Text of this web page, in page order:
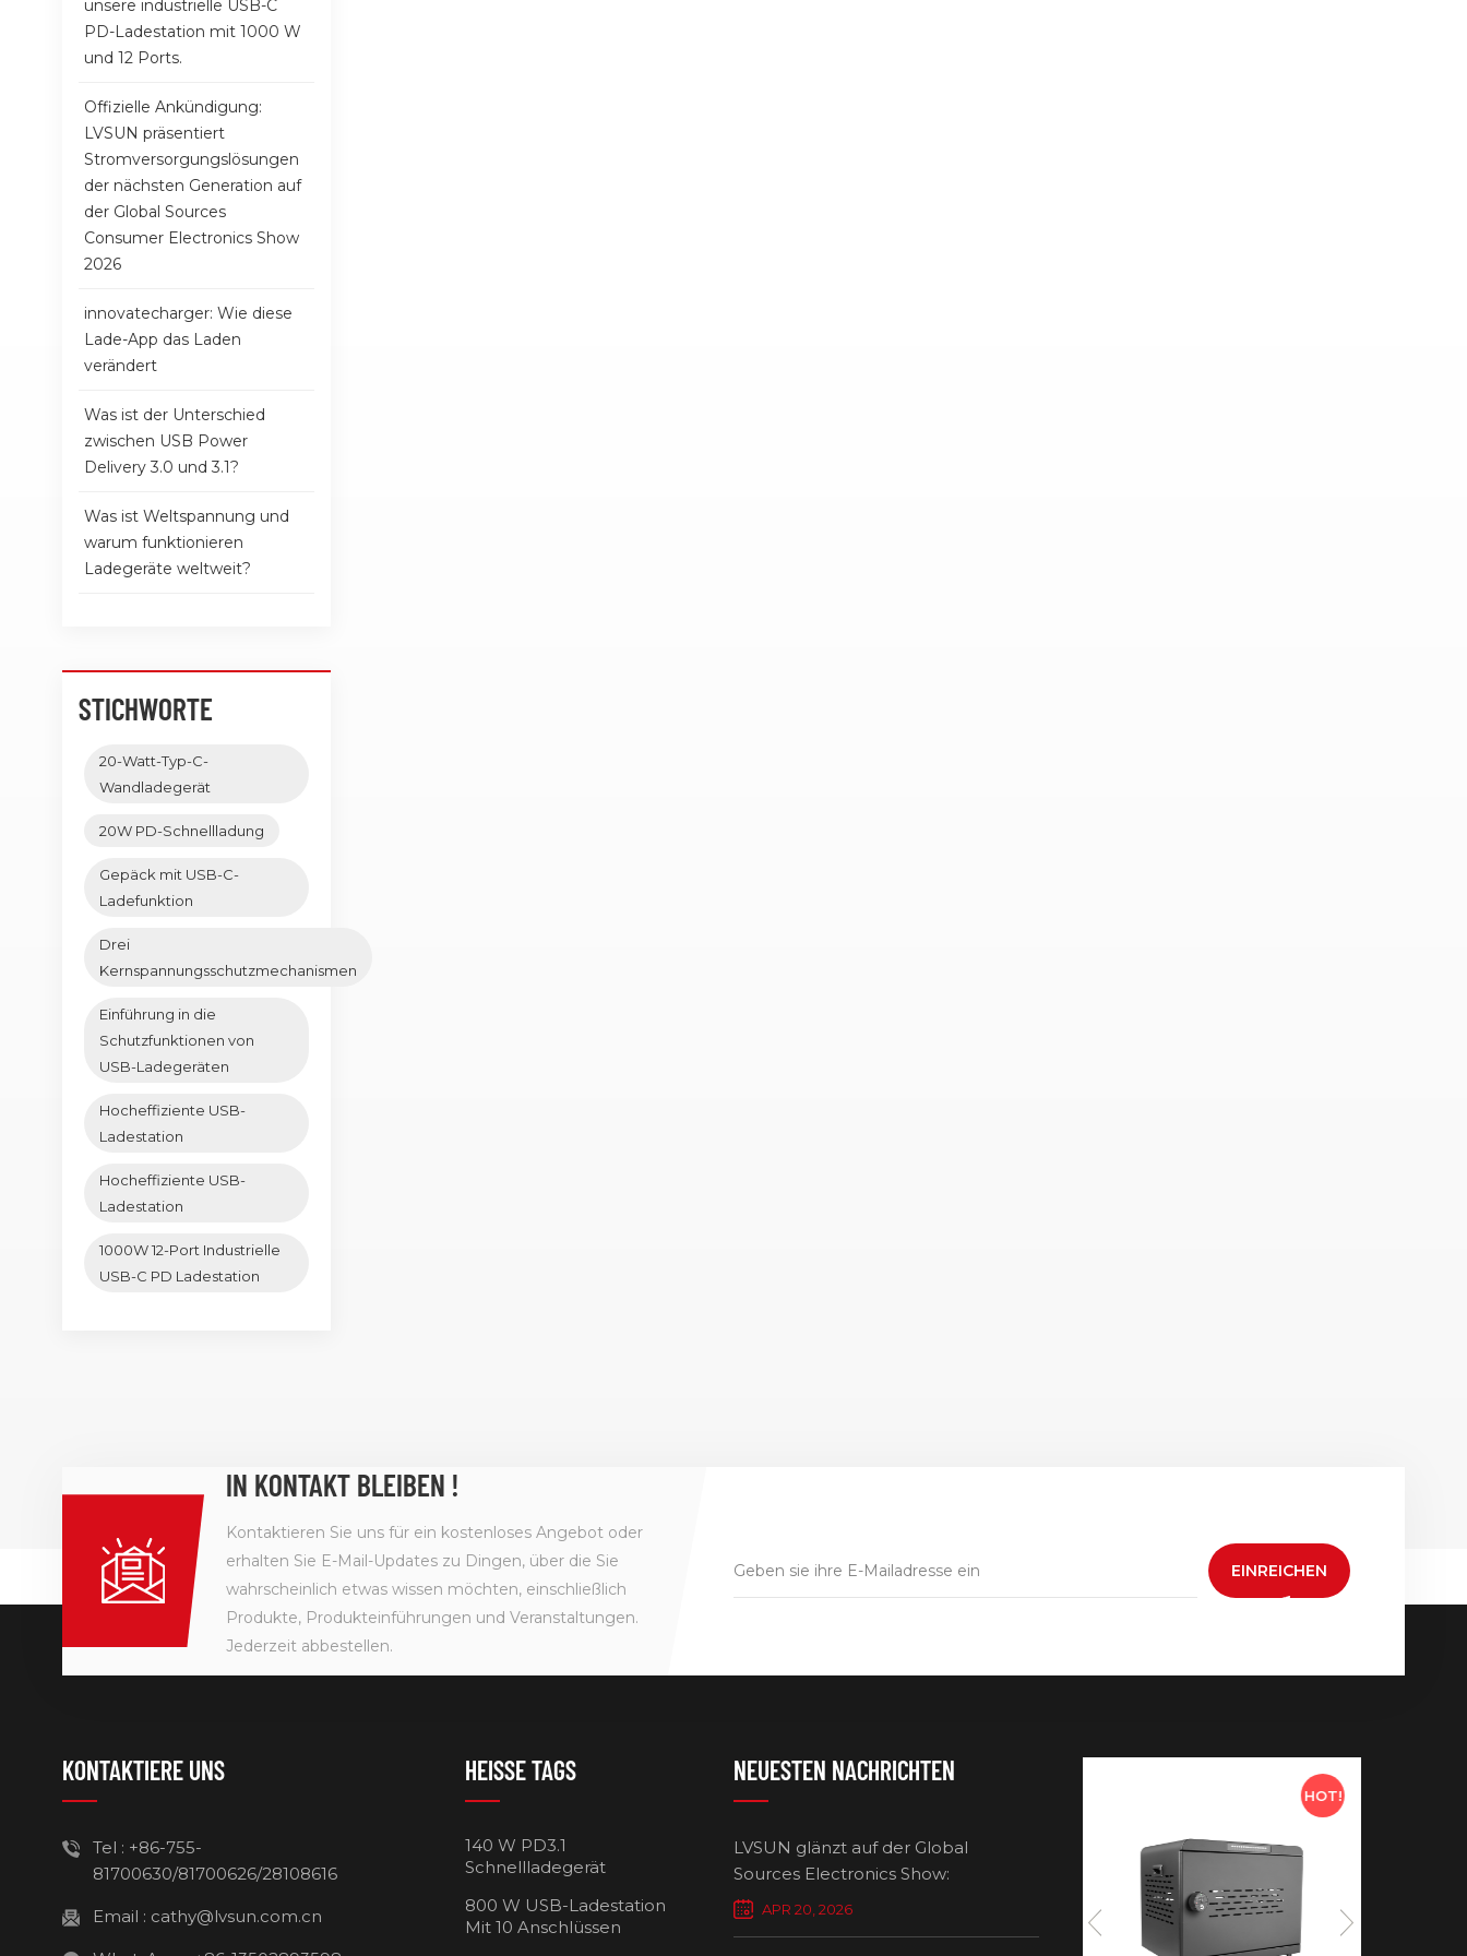
unsere industrielle USB-C
PD-Ladestation mit 1000 W
und 12 Ports.
Offizielle Ankündigung:
LVSUN präsentiert
Stromversorgungslösungen
der nächsten Generation auf
der Global Sources
Consumer Electronics Show
2026
innovatecharger: Wie diese
Lade-App das Laden
verändert
Was ist der Unterschied
zwischen USB Power
Delivery 3.0 und 3.1?
Was ist Weltspannung und
warum funktionieren
Ladegeräte weltweit?
STICHWORTE
20-Watt-Typ-C-
Wandladegerät
20W PD-Schnellladung
Gepäck mit USB-C-
Ladefunktion
Drei
Kernspannungsschutzmechanismen
Einführung in die
Schutzfunktionen von
USB-Ladegeräten
Hocheffiziente USB-
Ladestation
Hocheffiziente USB-
Ladestation
1000W 12-Port Industrielle
USB-C PD Ladestation
IN KONTAKT BLEIBEN !
Kontaktieren Sie uns für ein kostenloses Angebot oder
erhalten Sie E-Mail-Updates zu Dingen, über die Sie
wahrscheinlich etwas wissen möchten, einschließlich
Produkte, Produkteinführungen und Veranstaltungen.
Jederzeit abbestellen.
EINREICHEN
KONTAKTIERE UNS
Tel : +86-755-
81700630/81700626/28108616
Email : cathy@lvsun.com.cn
HEISSE TAGS
140 W PD3.1
Schnellladegerät
800 W USB-Ladestation
Mit 10 Anschlüssen
NEUESTEN NACHRICHTEN
LVSUN glänzt auf der Global
Sources Electronics Show:
Mehrfach-Ladegeräte setzen neue
Maßstäbe für intelligentes Laden
APR 20, 2026
HOT!